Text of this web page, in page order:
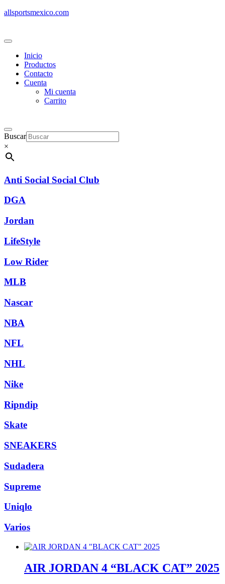
allsportsmexico.com
Inicio
Productos
Contacto
Cuenta
Mi cuenta
Carrito
Buscar
×
Anti Social Social Club
DGA
Jordan
LifeStyle
Low Rider
MLB
Nascar
NBA
NFL
NHL
Nike
Ripndip
Skate
SNEAKERS
Sudadera
Supreme
Uniqlo
Varios
AIR JORDAN 4 “BLACK CAT” 2025